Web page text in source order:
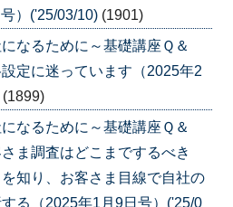
）('25/03/10) (1901)
なるために～基礎講座Ｑ＆
に迷っています（2025年2
(1899)
なるために～基礎講座Ｑ＆
調査はどこまでするべき
知り、お客さま目線で自社の
る（2025年1月9日号）('25/0